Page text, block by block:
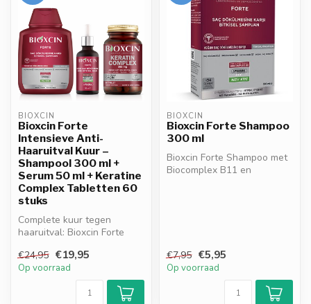
BIOXCIN
Bioxcin Forte
Intensieve Anti-
Haaruitval Kuur –
Shampool 300 ml +
Serum 50 ml + Keratine
Complex Tabletten 60
stuks
Complete kuur tegen
haaruitval: Bioxcin Forte
tabletten. Met Bi...
€24,95 €19,95
Op voorraad
BIOXCIN
Bioxcin Forte Shampoo
300 ml
Bioxcin Forte Shampoo met
Biocomplex B11 en
€7,95 €5,95
Op voorraad